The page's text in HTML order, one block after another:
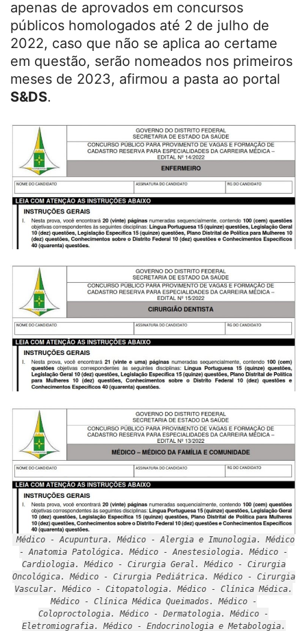
apenas de aprovados em concursos
públicos homologados até 2 de julho de
2022, caso que não se aplica ao certame
em questão, serão nomeados nos primeiros
meses de 2023, afirmou a pasta ao portal
S&DS.
Médico - Acupuntura. Médico - Alergia e Imunologia. Médico
- Anatomia Patológica. Médico - Anestesiologia. Médico -
Cardiologia. Médico - Cirurgia Geral. Médico - Cirurgia
Oncológica. Médico - Cirurgia Pediátrica. Médico - Cirurgia
Vascular. Médico - Citopatologia. Médico - Clínica Médica.
Médico - Clínica Médica Queimados. Médico -
Coloproctologia. Médico - Dermatologia. Médico -
Eletromiografia. Médico - Endocrinologia e Metabologia.